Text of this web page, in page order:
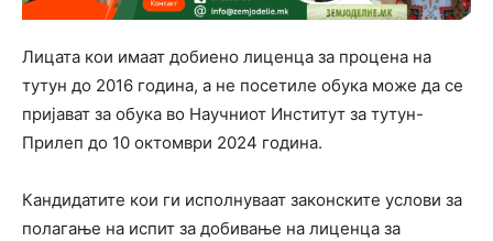
Лицата кои имаат добиено лиценца за процена на
тутун до 2016 година, а не посетиле обука може да се
пријават за обука во Научниот Институт за тутун-
Прилеп до 10 октомври 2024 година.
Кандидатите кои ги исполнуваат законските услови за
полагање на испит за добивање на лиценца за